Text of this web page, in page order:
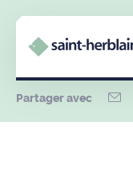
Partager avec